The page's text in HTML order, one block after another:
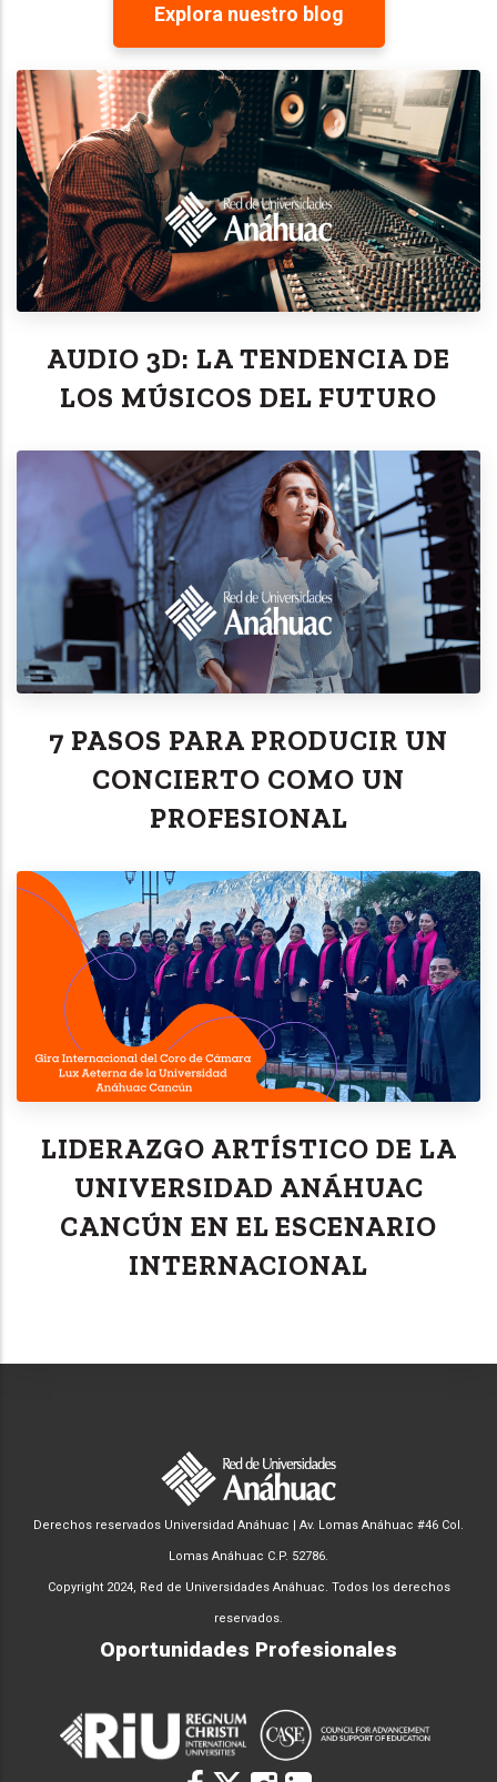
Explora nuestro blog
AUDIO 3D: LA TENDENCIA DE
LOS MÚSICOS DEL FUTURO
7 PASOS PARA PRODUCIR UN
CONCIERTO COMO UN
PROFESIONAL
LIDERAZGO ARTÍSTICO DE LA
UNIVERSIDAD ANÁHUAC
CANCÚN EN EL ESCENARIO
INTERNACIONAL
Derechos reservados Universidad Anáhuac | Av. Lomas Anáhuac #46 Col.
Lomas Anáhuac C.P. 52786.
Copyright 2024, Red de Universidades Anáhuac. Todos los derechos
reservados.
Oportunidades Profesionales